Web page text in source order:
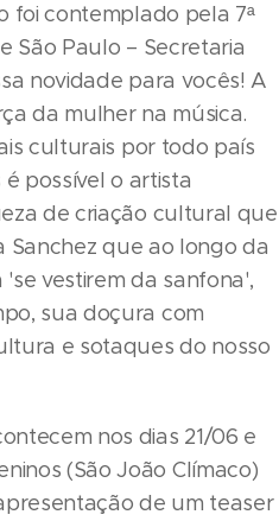
foi contemplado pela 7ª
São Paulo – Secretaria
novidade para vocês! A
da mulher na música.
culturais por todo país
possível o artista
de criação cultural que
Sanchez que ao longo da
vestirem da sanfona',
sua doçura com
e sotaques do nosso
nos dias 21/06 e
(São João Clímaco)
de um teaser